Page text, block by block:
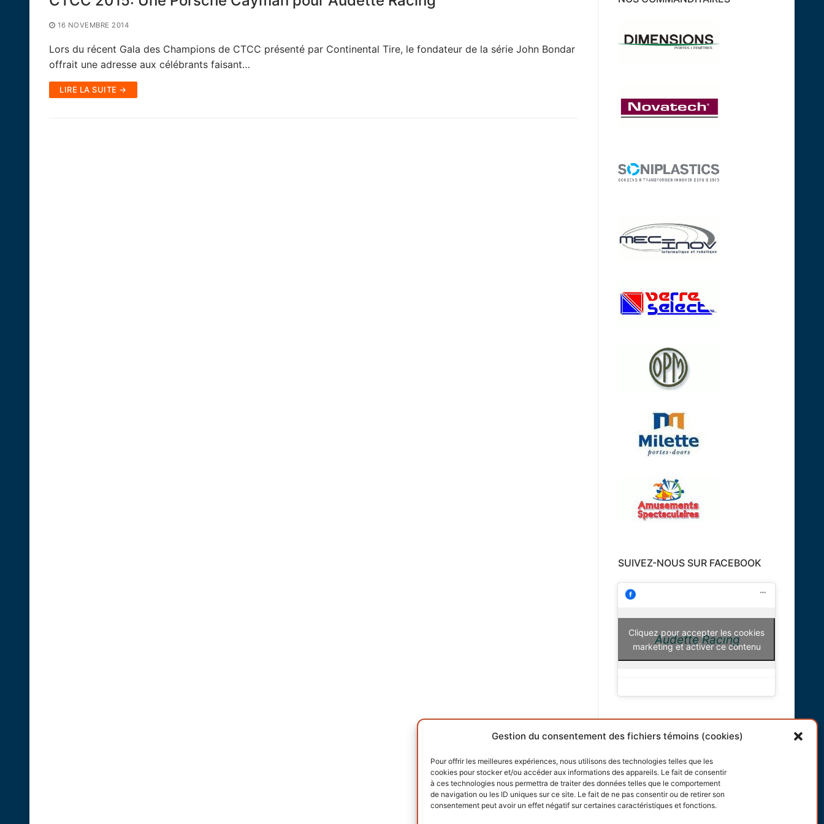
Gestion du consentement des fichiers témoins (cookies)
Pour offrir les meilleures expériences, nous utilisons des technologies telles que les
cookies pour stocker et/ou accéder aux informations des appareils. Le fait de consentir
à ces technologies nous permettra de traiter des données telles que le comportement
de navigation ou les ID uniques sur ce site. Le fait de ne pas consentir ou de retirer son
consentement peut avoir un effet négatif sur certaines caractéristiques et fonctions.
16 NOVEMBRE 2014
Lors du récent Gala des Champions de CTCC présenté par Continental Tire, le fondateur de la série John Bondar
offrait une adresse aux célébrants faisant…
LIRE LA SUITE →
SUIVEZ-NOUS SUR FACEBOOK
Audette Racing
Cliquez pour accepter les cookies
marketing et activer ce contenu
INFORMATIONS
Conditions générales
Politique de cookies